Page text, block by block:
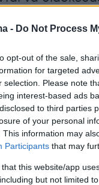
- Do Not Process
opt-out of the sale,
for targeted
selection. Please note
interest-based ads
to third parties
of your personal
This information may
Participants that may
that this website/app
but not limited
οι 4
και κατά
προσωπικών
και
εποπτείας